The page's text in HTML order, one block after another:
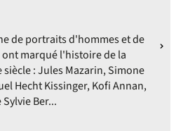
de portraits d'hommes et de
marqué l'histoire de la
: Jules Mazarin, Simone
Hecht Kissinger, Kofi Annan,
Ber...